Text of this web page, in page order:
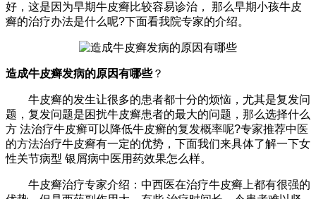
好，这是因为早期牛皮癣比较容易诊治， 那么早期小孩牛皮
癣的治疗办法是什么呢?下面看我院专家的介绍。
造成牛皮癣发病的原因有哪些？
牛皮癣的发生让很多的患者都十分的烦恼，尤其是复发问
题，复发问题是困扰牛皮癣患者的最大的问题，那么选择什么
方 法治疗牛皮癣可以降低牛皮癣的复发概率呢?专家推荐中医
的方法治疗牛皮癣有一定的优势，下面我们来具体了解一下女
性关节病型 银屑病中医用药效果怎么样。
牛皮癣治疗专家介绍：中西医在治疗牛皮癣上都有很强的